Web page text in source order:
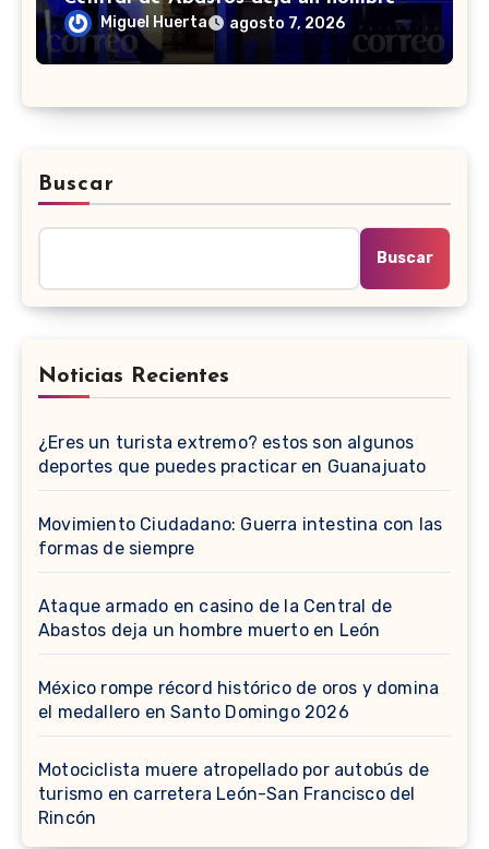
muerto en León
Miguel Huerta agosto 7, 2026
Buscar
Buscar
Noticias Recientes
¿Eres un turista extremo? estos son algunos
deportes que puedes practicar en Guanajuato
Movimiento Ciudadano: Guerra intestina con las
formas de siempre
Ataque armado en casino de la Central de
Abastos deja un hombre muerto en León
México rompe récord histórico de oros y domina
el medallero en Santo Domingo 2026
Motociclista muere atropellado por autobús de
turismo en carretera León-San Francisco del
Rincón